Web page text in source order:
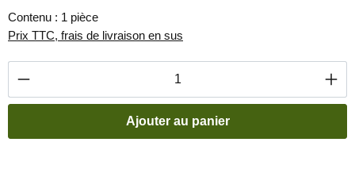
Contenu : 1 pièce
Prix TTC, frais de livraison en sus
Quantité de produit : Entrez la quantité
Ajouter au panier